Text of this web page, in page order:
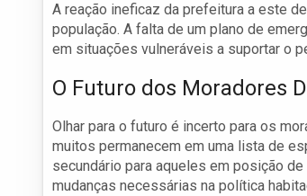
A reação ineficaz da prefeitura a este
população. A falta de um plano de
em situações vulneráveis a suportar o
O Futuro dos Moradores
Olhar para o futuro é incerto para os
muitos permanecem em uma lista de
secundário para aqueles em posição
mudanças necessárias na política